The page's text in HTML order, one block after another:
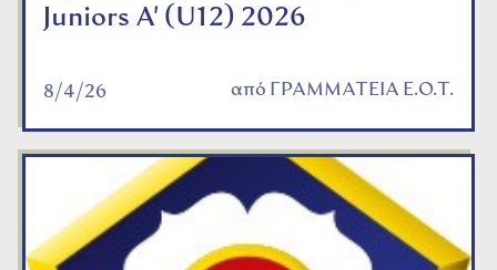
Juniors A' (U12) 2026
8/4/26 από ΓΡΑΜΜΑΤΕΙΑ Ε.Ο.Τ.